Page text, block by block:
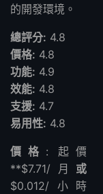
的開發環境。
總評分: 4.8
價格: 4.8
功能: 4.9
效能: 4.8
支援: 4.7
易用性: 4.8
價格 : 起價
**$7.71/月 或
$0.012/小時